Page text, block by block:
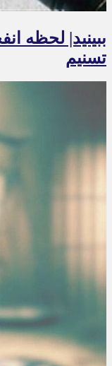
ببینید| لحظه
تسنیم